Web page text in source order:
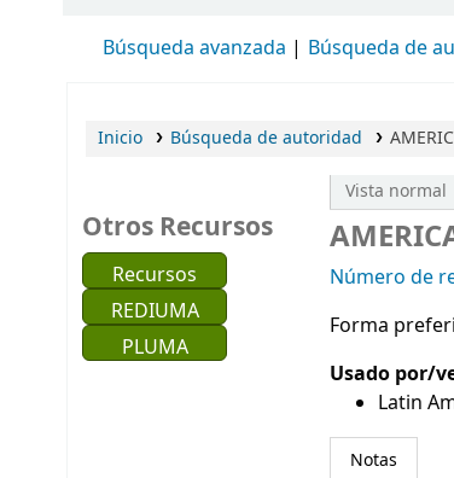
Búsqueda avanzada Búsqueda de
Inicio Búsqueda de autoridad
Otros Recursos
Recursos
REDIUMA
PLUMA
Vista normal
Número de
Forma
Usado por/
Latin
Notas